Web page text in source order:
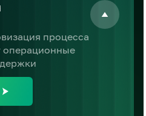
процесса
операционные